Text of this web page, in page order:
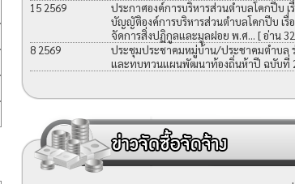
15 2569
ประกาศองค์การบริหารส่วนตำบลโคกปีบ เ
บัญญัติองค์การบริหารส่วนตำบลโคกปีบ เรื่
จัดการสิ่งปฏิกูลและมูลฝอย พ.ศ... [ อ่าน
8 2569
ประชุมประชาคมหมู่บ้าน/ประชาคมตำบล
และทบทวนแผนพัฒนาท้องถิ่นห้าปี ฉบับที่